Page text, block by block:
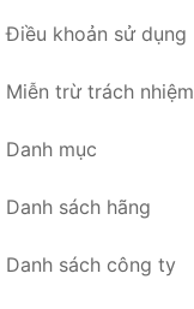
Điều khoản sử dụng
Miễn trừ trách nhiệm
Danh mục
Danh sách hãng
Danh sách công ty